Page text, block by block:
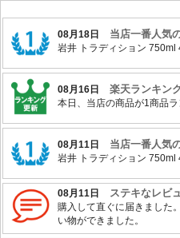
08月18日 当店一番人気
岩井 トラディション 750ml
08月16日 楽天ランキン
本日、当店の商品が1商品ラ
08月11日 当店一番人気
岩井 トラディション 750ml
08月11日 ステキなレビ
購入して直ぐに届きました
い物ができました。